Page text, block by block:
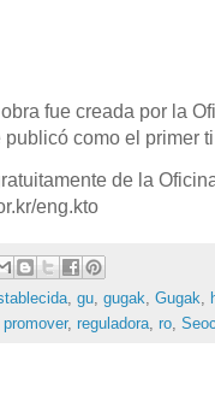
fue creada por la
como el primer
de la
eng.kto
, gu, gugak, Gugak,
promover, reguladora, ro,